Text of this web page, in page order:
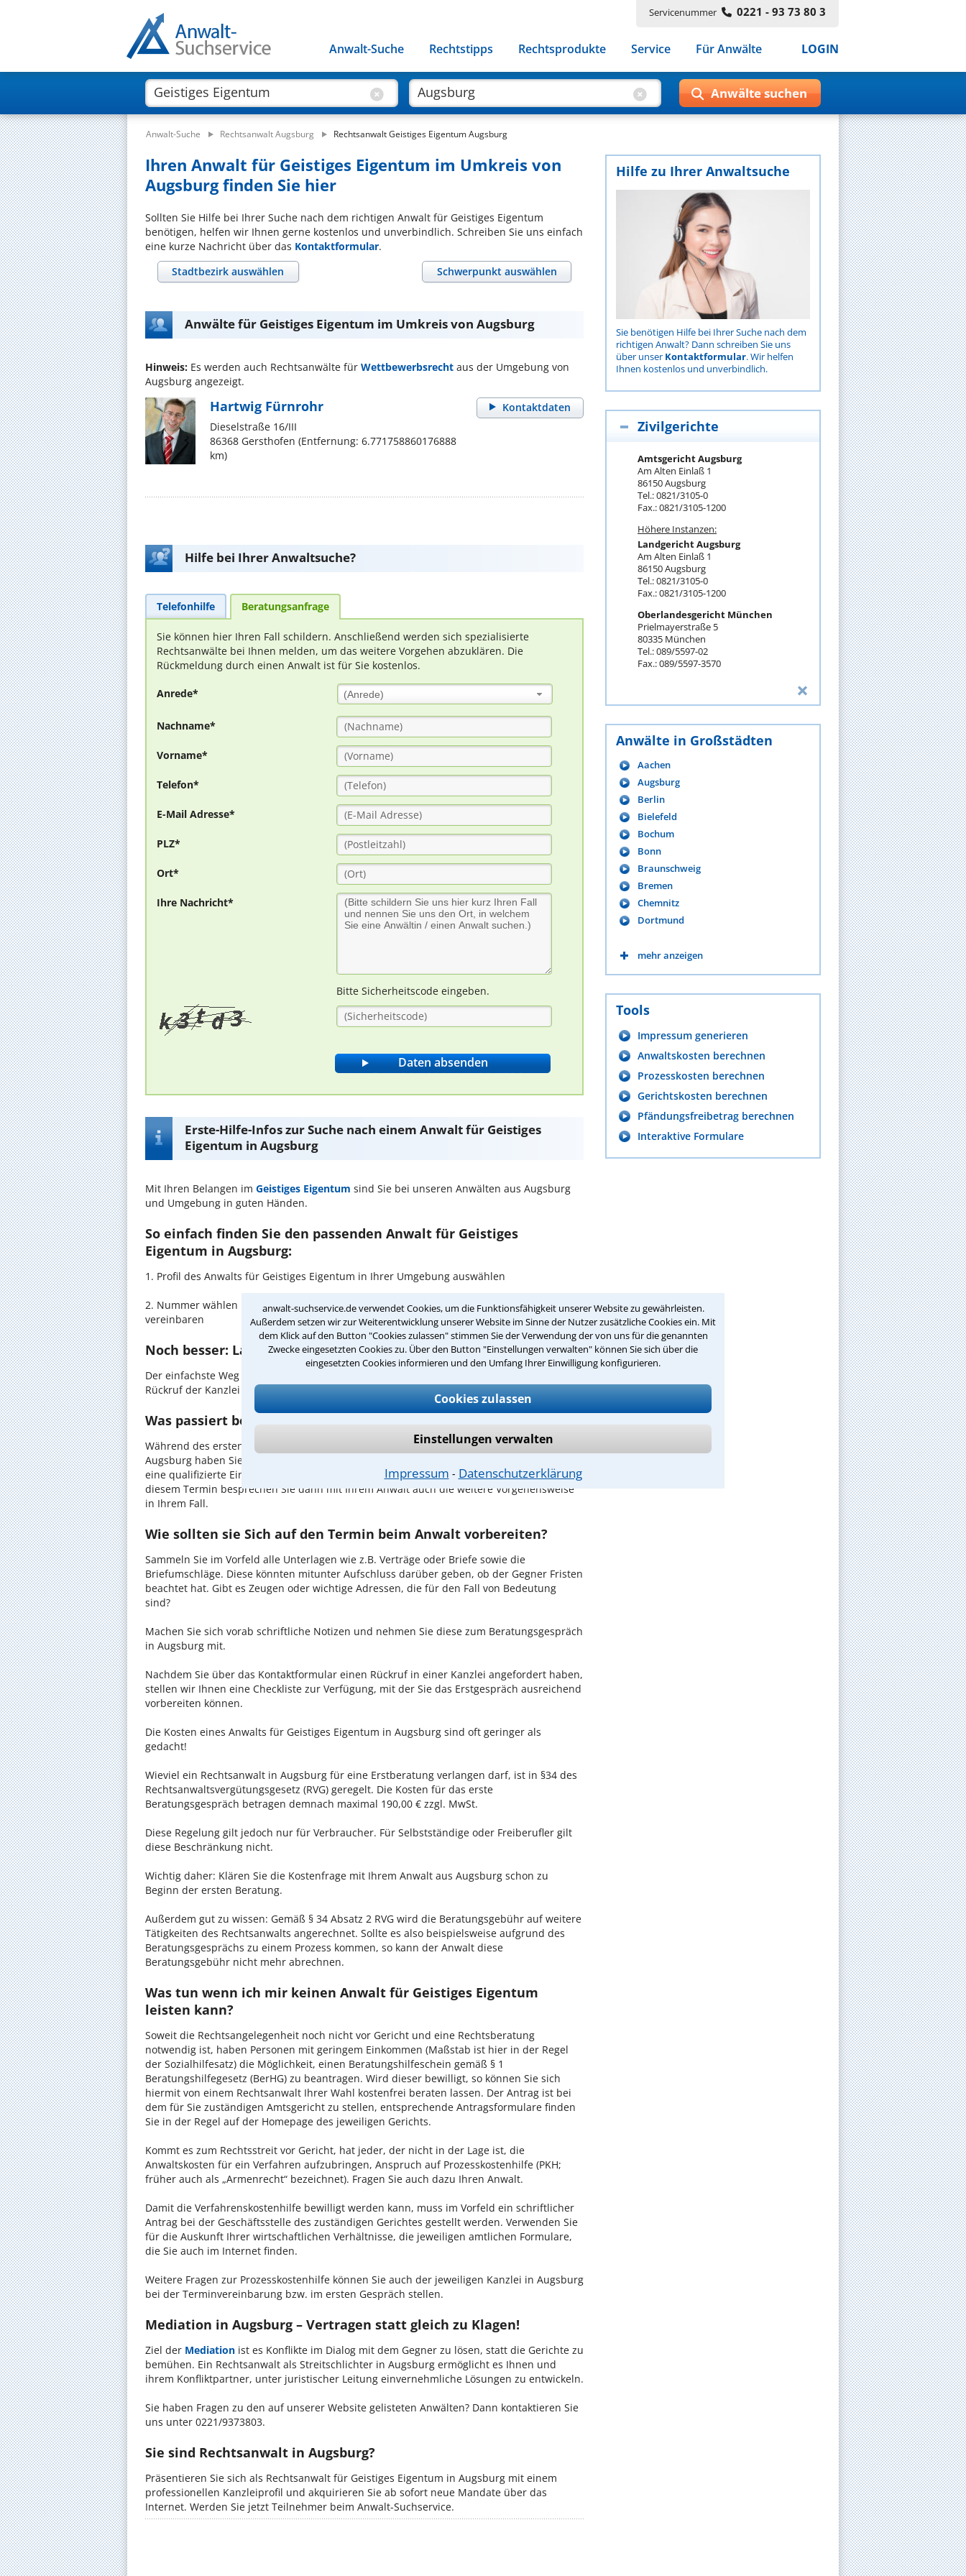
anwalt-suchservice.de verwendet Cookies, um die Funktionsfähigkeit unserer Website zu gewährleisten.
Außerdem setzen wir zur Weiterentwicklung unserer Website im Sinne der Nutzer zusätzliche Cookies ein. Mit
dem Klick auf den Button "Cookies zulassen" stimmen Sie der Verwendung der von uns für die genannten
Zwecke eingesetzten Cookies zu. Über den Button "Einstellungen verwalten" können Sie sich über die
eingesetzten Cookies informieren und den Umfang Ihrer Einwilligung konfigurieren.
Cookies zulassen
Einstellungen verwalten
Impressum ⁃ Datenschutzerklärung
Servicenummer 0221 - 93 73 80 3
Anwalt-Suche Rechtstipps Rechtsprodukte Service Für Anwälte LOGIN
Anwalt-Suche Rechtsanwalt Augsburg Rechtsanwalt Geistiges Eigentum Augsburg
Ihren Anwalt für Geistiges Eigentum im Umkreis von
Augsburg finden Sie hier
Sollten Sie Hilfe bei Ihrer Suche nach dem richtigen Anwalt für Geistiges Eigentum
benötigen, helfen wir Ihnen gerne kostenlos und unverbindlich. Schreiben Sie uns einfach
eine kurze Nachricht über das Kontaktformular.
Stadtbezirk auswählen
Schwerpunkt auswählen
Anwälte für Geistiges Eigentum im Umkreis von Augsburg
Hinweis: Es werden auch Rechtsanwälte für Wettbewerbsrecht aus der Umgebung von
Augsburg angezeigt.
Kontaktdaten
Hartwig Fürnrohr
Dieselstraße 16/III
86368 Gersthofen (Entfernung: 6.771758860176888
km)
Hilfe bei Ihrer Anwaltsuche?
Telefonhilfe Beratungsanfrage
Sie können hier Ihren Fall schildern. Anschließend werden sich spezialisierte
Rechtsanwälte bei Ihnen melden, um das weitere Vorgehen abzuklären. Die
Rückmeldung durch einen Anwalt ist für Sie kostenlos.
Anrede* (Anrede)
Nachname*
Vorname*
Telefon*
E-Mail Adresse*
PLZ*
Ort*
Ihre Nachricht*
Bitte Sicherheitscode eingeben.
Erste-Hilfe-Infos zur Suche nach einem Anwalt für Geistiges
Eigentum in Augsburg
Mit Ihren Belangen im Geistiges Eigentum sind Sie bei unseren Anwälten aus Augsburg
und Umgebung in guten Händen.
So einfach finden Sie den passenden Anwalt für Geistiges
Eigentum in Augsburg:
1. Profil des Anwalts für Geistiges Eigentum in Ihrer Umgebung auswählen
2. Nummer wählen und direkt mit der Kanzlei in Augsburg einen Beratungstermin
vereinbaren
Noch besser: Lassen Sie sich zurückrufen
Der einfachste Weg zum Anwalt in Augsburg ist es, über unser Kontaktformular einen
Rückruf der Kanzlei anzufordern - probieren Sie es gleich aus.
Was passiert beim anwaltlichen Erstgespräch in Augsburg?
Während des ersten Gesprächs mit Ihrem Rechtsanwalt für Geistiges Eigentum in
Augsburg haben Sie die Möglichkeit, in Ruhe den Sachverhalt zu schildern, sodass Sie
eine qualifizierte Einschätzung zu Ihrem Fall und Ihren Erfolgsaussichten erhalten. In
diesem Termin besprechen Sie dann mit Ihrem Anwalt auch die weitere Vorgehensweise
in Ihrem Fall.
Wie sollten sie Sich auf den Termin beim Anwalt vorbereiten?
Sammeln Sie im Vorfeld alle Unterlagen wie z.B. Verträge oder Briefe sowie die
Briefumschläge. Diese könnten mitunter Aufschluss darüber geben, ob der Gegner Fristen
beachtet hat. Gibt es Zeugen oder wichtige Adressen, die für den Fall von Bedeutung
sind?
Machen Sie sich vorab schriftliche Notizen und nehmen Sie diese zum Beratungsgespräch
in Augsburg mit.
Nachdem Sie über das Kontaktformular einen Rückruf in einer Kanzlei angefordert haben,
stellen wir Ihnen eine Checkliste zur Verfügung, mit der Sie das Erstgespräch ausreichend
vorbereiten können.
Die Kosten eines Anwalts für Geistiges Eigentum in Augsburg sind oft geringer als
gedacht!
Wieviel ein Rechtsanwalt in Augsburg für eine Erstberatung verlangen darf, ist in §34 des
Rechtsanwaltsvergütungsgesetz (RVG) geregelt. Die Kosten für das erste
Beratungsgespräch betragen demnach maximal 190,00 € zzgl. MwSt.
Diese Regelung gilt jedoch nur für Verbraucher. Für Selbstständige oder Freiberufler gilt
diese Beschränkung nicht.
Wichtig daher: Klären Sie die Kostenfrage mit Ihrem Anwalt aus Augsburg schon zu
Beginn der ersten Beratung.
Außerdem gut zu wissen: Gemäß § 34 Absatz 2 RVG wird die Beratungsgebühr auf weitere
Tätigkeiten des Rechtsanwalts angerechnet. Sollte es also beispielsweise aufgrund des
Beratungsgesprächs zu einem Prozess kommen, so kann der Anwalt diese
Beratungsgebühr nicht mehr abrechnen.
Was tun wenn ich mir keinen Anwalt für Geistiges Eigentum
leisten kann?
Soweit die Rechtsangelegenheit noch nicht vor Gericht und eine Rechtsberatung
notwendig ist, haben Personen mit geringem Einkommen (Maßstab ist hier in der Regel
der Sozialhilfesatz) die Möglichkeit, einen Beratungshilfeschein gemäß § 1
Beratungshilfegesetz (BerHG) zu beantragen. Wird dieser bewilligt, so können Sie sich
hiermit von einem Rechtsanwalt Ihrer Wahl kostenfrei beraten lassen. Der Antrag ist bei
dem für Sie zuständigen Amtsgericht zu stellen, entsprechende Antragsformulare finden
Sie in der Regel auf der Homepage des jeweiligen Gerichts.
Kommt es zum Rechtsstreit vor Gericht, hat jeder, der nicht in der Lage ist, die
Anwaltskosten für ein Verfahren aufzubringen, Anspruch auf Prozesskostenhilfe (PKH;
früher auch als „Armenrecht“ bezeichnet). Fragen Sie auch dazu Ihren Anwalt.
Damit die Verfahrenskostenhilfe bewilligt werden kann, muss im Vorfeld ein schriftlicher
Antrag bei der Geschäftsstelle des zuständigen Gerichtes gestellt werden. Verwenden Sie
für die Auskunft Ihrer wirtschaftlichen Verhältnisse, die jeweiligen amtlichen Formulare,
die Sie auch im Internet finden.
Weitere Fragen zur Prozesskostenhilfe können Sie auch der jeweiligen Kanzlei in Augsburg
bei der Terminvereinbarung bzw. im ersten Gespräch stellen.
Mediation in Augsburg – Vertragen statt gleich zu Klagen!
Ziel der Mediation ist es Konflikte im Dialog mit dem Gegner zu lösen, statt die Gerichte zu
bemühen. Ein Rechtsanwalt als Streitschlichter in Augsburg ermöglicht es Ihnen und
ihrem Konfliktpartner, unter juristischer Leitung einvernehmliche Lösungen zu entwickeln.
Sie haben Fragen zu den auf unserer Website gelisteten Anwälten? Dann kontaktieren Sie
uns unter 0221/9373803.
Sie sind Rechtsanwalt in Augsburg?
Präsentieren Sie sich als Rechtsanwalt für Geistiges Eigentum in Augsburg mit einem
professionellen Kanzleiprofil und akquirieren Sie ab sofort neue Mandate über das
Internet. Werden Sie jetzt Teilnehmer beim Anwalt-Suchservice.
Hilfe zu Ihrer Anwaltsuche
Sie benötigen Hilfe bei Ihrer Suche nach dem
richtigen Anwalt? Dann schreiben Sie uns
über unser Kontaktformular. Wir helfen
Ihnen kostenlos und unverbindlich.
Zivilgerichte
Amtsgericht Augsburg
Am Alten Einlaß 1
86150 Augsburg
Tel.: 0821/3105-0
Fax.: 0821/3105-1200
Höhere Instanzen:
Landgericht Augsburg
Am Alten Einlaß 1
86150 Augsburg
Tel.: 0821/3105-0
Fax.: 0821/3105-1200
Oberlandesgericht München
Prielmayerstraße 5
80335 München
Tel.: 089/5597-02
Fax.: 089/5597-3570
Anwälte in Großstädten
Aachen
Augsburg
Berlin
Bielefeld
Bochum
Bonn
Braunschweig
Bremen
Chemnitz
Dortmund
mehr anzeigen
Tools
Impressum generieren
Anwaltskosten berechnen
Prozesskosten berechnen
Gerichtskosten berechnen
Pfändungsfreibetrag berechnen
Interaktive Formulare